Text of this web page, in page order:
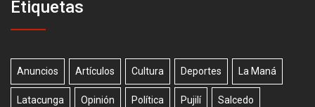
Etiquetas
Anuncios Artículos Cultura Deportes La Maná
Latacunga Opinión Política Pujilí Salcedo